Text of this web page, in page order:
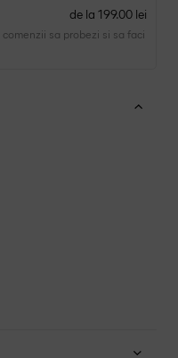
de la 199.00 lei
sa probezi si sa faci